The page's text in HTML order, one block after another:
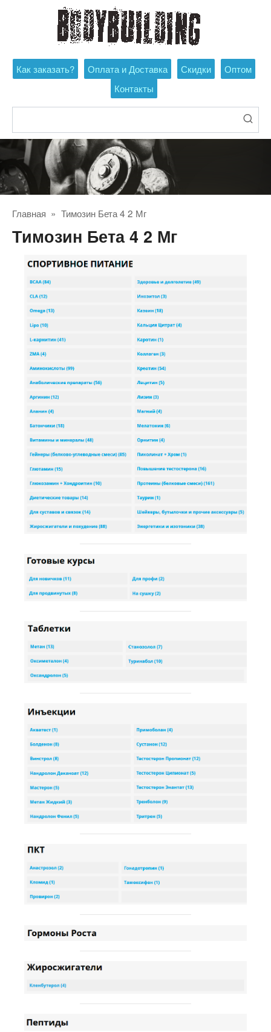
Как заказать? Оплата и Доставка Скидки
Оптом
Контакты
Главная » Тимозин Бета 4 2 Мг
Тимозин Бета 4 2 Мг